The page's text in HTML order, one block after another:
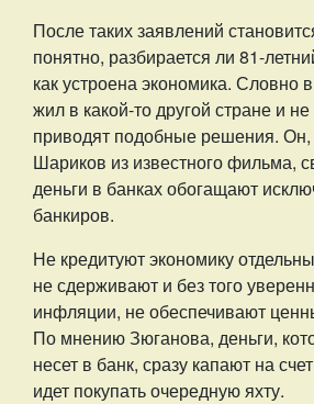
После таких заявлений
понятно, разбирается ли 81-
как устроена экономика. Словно
жил в какой-то другой стране и
приводят подобные решения. Он,
Шариков из известного фильма,
деньги в банках обогащают
банкиров.
Не кредитуют экономику
не сдерживают и без того
инфляции, не обеспечивают
По мнению Зюганова, деньги,
несет в банк, сразу капают на
идет покупать очередную яхту.